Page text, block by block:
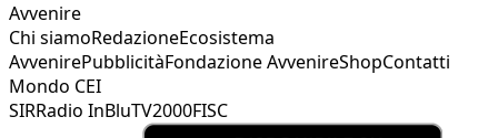
Avvenire
Chi siamoRedazioneEcosistema
AvvenirePubblicitàFondazione AvvenireShopContatti
Mondo CEI
SIRRadio InBluTV2000FISC